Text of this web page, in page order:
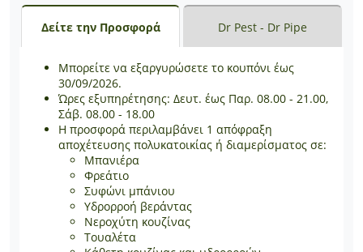
Δείτε την Προσφορά Dr Pest - Dr Pipe
Μπορείτε να εξαργυρώσετε το κουπόνι έως
30/09/2026.
Ώρες εξυπηρέτησης: Δευτ. έως Παρ. 08.00 - 21.00,
Σάβ. 08.00 - 18.00
Η προσφορά περιλαμβάνει 1 απόφραξη
αποχέτευσης πολυκατοικίας ή διαμερίσματος σε:
Μπανιέρα
Φρεάτιο
Συφώνι μπάνιου
Υδρορροή βεράντας
Νεροχύτη κουζίνας
Τουαλέτα